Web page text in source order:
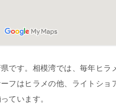
です。相模湾では、毎年ヒラ
フはヒラメの他、ライトショ
ています。